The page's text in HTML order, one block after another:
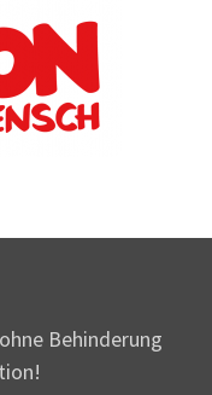
Behinderung